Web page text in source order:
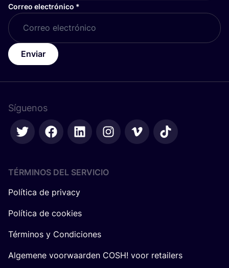
Correo electrónico *
Enviar
Síguenos
TÉRMINOS DEL SERVICIO
Política de privacy
Política de cookies
Términos y Condiciones
Algemene voorwaarden COSH! voor retailers